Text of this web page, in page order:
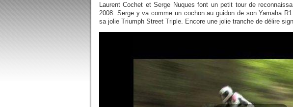
Laurent Cochet et Serge Nuques font un petit tour de
2008. Serge y va comme un cochon au guidon de son Yamaha
sa jolie Triumph Street Triple. Encore une jolie tranche de délire